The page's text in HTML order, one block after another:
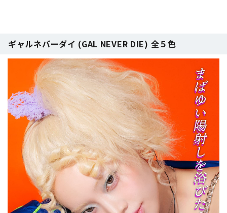
ギャルネバーダイ (GAL NEVER DIE) 全５色